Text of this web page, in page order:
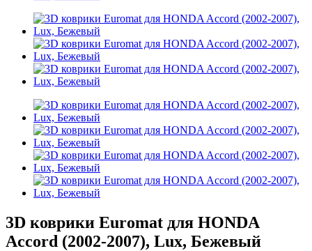
3D коврики Euromat для HONDA
Accord (2002-2007), Lux, Бежевый